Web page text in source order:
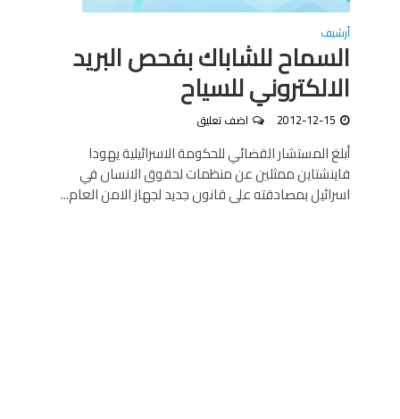
أرشيف
السماح للشاباك بفحص البريد
الالكتروني للسياح
2012-12-15 اضف تعليق
أبلغ المستشار القضائي للحكومة الاسرائيلية يهودا
فاينشتاين ممثلين عن منظمات لحقوق الانسان في
اسرائيل بمصادقته على قانون جديد لجهاز الامن العام...